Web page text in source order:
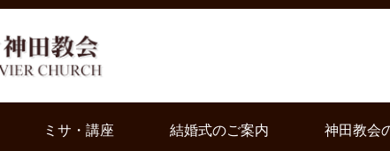
ミサ・講座 結婚式のご案内 神田教会